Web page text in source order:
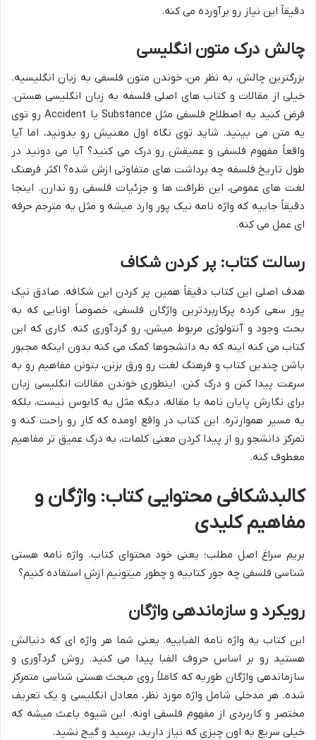
دقیقاً این نیاز رو برآورده می کنه.
چالش درک متون انگلیسی
بزرگترین چالش، به نظر من، خوندن متون فلسفی به زبان انگلیسیه.
خیلی از مقالات و کتاب های اصلی فلسفه به زبان انگلیسی هستن.
فرض کنید یه اصطلاح فلسفی مثل Substance یا Accident رو توی
یه متن می بینید. شاید توی نگاه اول معنیش رو بدونید، اما آیا
واقعاً مفهوم فلسفی و عمیقش رو درک می کنید؟ آیا می دونید در
طول تاریخ فلسفه چه برداشت های متفاوتی ازش شده؟ اکثر فرهنگ
لغت های عمومی، این ظرافت ها و جزئیات فلسفی رو ندارن. اینجا
دقیقاً جاییه که واژه نامه نیک پور وارد میشه و مثل یه مترجم حرفه
ای عمل می کنه.
رسالت کتاب: پر کردن شکاف
هدف اصلی این کتاب دقیقاً همین پر کردن این شکافه. صادق نیک
پور سعی کرده پرکاربردترین واژگان فلسفی، خصوصاً اونایی که به
بحث وجود و آنتولوژی مربوط میشن، رو گردآوری کنه. کاری که این
کتاب می کنه اینه که به دانشجوها کمک می کنه بدون اینکه مجبور
باشن چندین کتاب و فرهنگ لغت رو ورق بزنن، بتونن مفاهیم رو به
سرعت پیدا کنن و درک کنن. اینطوری خوندن مقالات انگلیسی زبان
برای نگارش پایان نامه یا مقاله، دیگه مثل یه کابوس نیست، بلکه
یه مسیر هموارتره. این کتاب در واقع اومده که کار رو راحت کنه و
تمرکز دانشجو رو از پیدا کردن معنی کلمات، به درک عمیق تر مفاهیم
معطوف کنه.
کالبدشکافی محتوایی کتاب: واژگان و
مفاهیم کلیدی
بریم سراغ اصل مطلب؛ یعنی خود محتوای کتاب. واژه نامه هستی
شناسی فلسفی چه جور کتابیه و چطور میتونیم ازش استفاده کنیم؟
رویکرد و سازماندهی واژگان
این کتاب یه واژه نامه الفباییه. یعنی شما هر واژه ای که دنبالش
هستید رو بر اساس حروف الفبا پیدا می کنید. روش گردآوری و
سازماندهی واژگان طوریه که کاملاً روی مبحث هستی شناسی متمرکز
شده. هر مدخلی شامل واژه مورد نظر، معادل انگلیسی و یک تعریف
مختصر و کاربردی از مفهوم فلسفی اونه. این شیوه باعث میشه که
خیلی سریع به اون چیزی که نیاز دارید، برسید و گیج نشید.